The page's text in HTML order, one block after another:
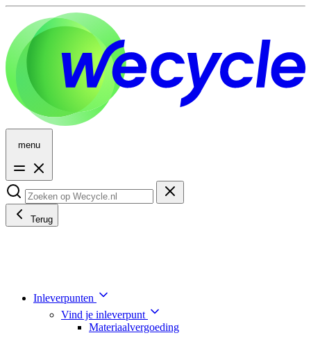
menu
Terug
Inleverpunten
Vind je inleverpunt
Materiaalvergoeding